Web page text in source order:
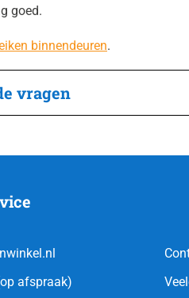
goed.
binnendeuren.
vragen
afspraak)